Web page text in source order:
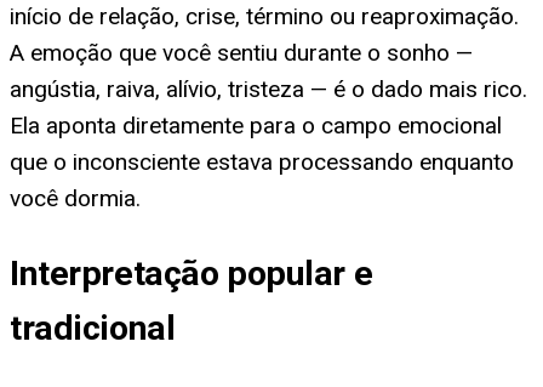
início de relação, crise, término ou reaproximação.
A emoção que você sentiu durante o sonho —
angústia, raiva, alívio, tristeza — é o dado mais rico.
Ela aponta diretamente para o campo emocional
que o inconsciente estava processando enquanto
você dormia.
Interpretação popular e
tradicional